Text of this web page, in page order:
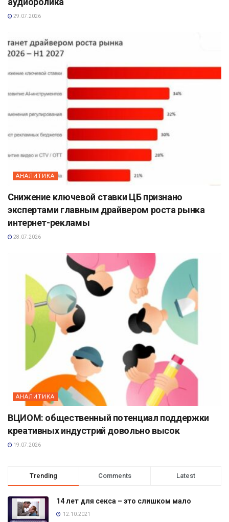
29.07.2026
АНАЛИТИКА
Снижение ключевой ставки ЦБ признано
экспертами главным драйвером роста рынка
интернет-рекламы
28.07.2026
АНАЛИТИКА
ВЦИОМ: общественный потенциал поддержки
креативных индустрий довольно высок
19.07.2026
Trending Comments Latest
14 лет для секса – это слишком мало
12.10.2021